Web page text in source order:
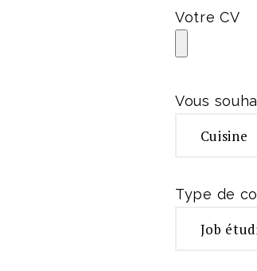
Votre CV
Vous
Type de